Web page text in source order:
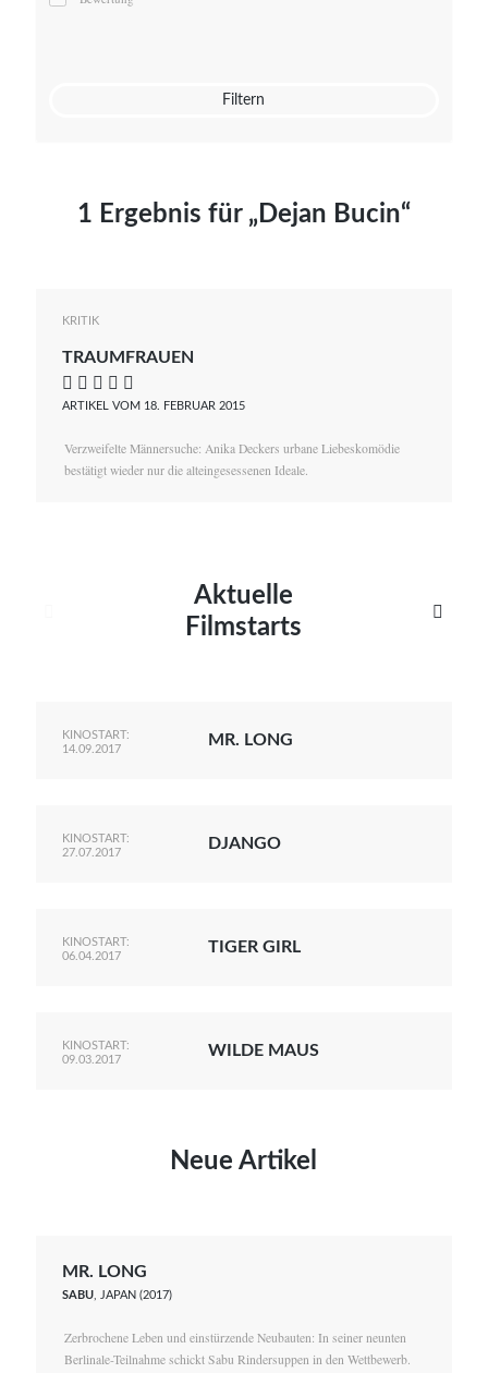
Mato von Vogelstein
Filtern
1 Ergebnis für „Dejan Bucin“
KRITIK
TRAUMFRAUEN
    
ARTIKEL VOM 18. FEBRUAR 2015
Verzweifelte Männersuche: Anika Deckers urbane Liebeskomödie
bestätigt wieder nur die alteingesessenen Ideale.
Aktuelle
Filmstarts

KINOSTART:
14.09.2017
MR. LONG
KINOSTART:
27.07.2017
DJANGO
KINOSTART:
06.04.2017
TIGER GIRL
KINOSTART:
09.03.2017
WILDE MAUS
Neue Artikel
MR. LONG
SABU, JAPAN (2017)
Zerbrochene Leben und einstürzende Neubauten: In seiner neunten
Berlinale-Teilnahme schickt Sabu Rindersuppen in den Wettbewerb.